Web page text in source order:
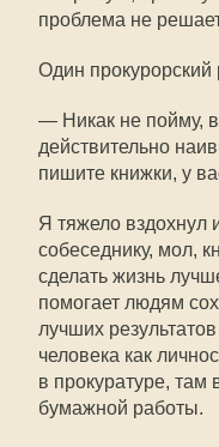
проблема не
Один
— Никак не пойму,
действительно
пишите книжки, у
Я тяжело вздохнул
собеседнику, мол,
сделать жизнь
помогает людям
лучших
человека как
в прокуратуре, там
бумажной работы.